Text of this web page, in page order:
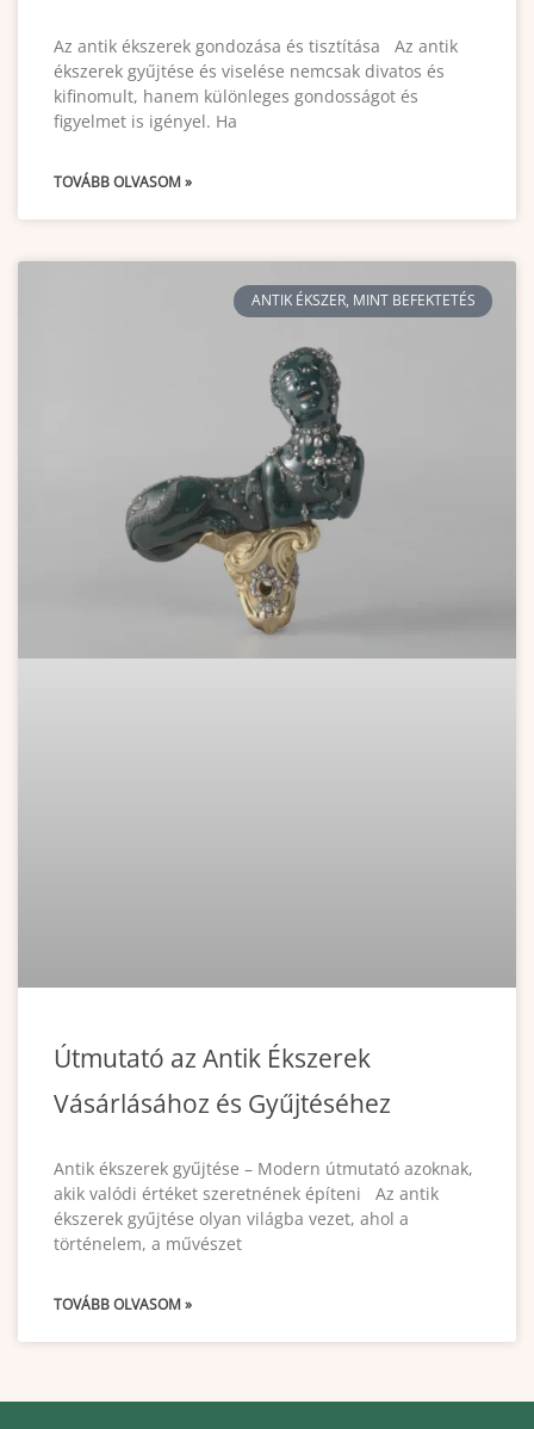
Az antik ékszerek gondozása és tisztítása Az antik
ékszerek gyűjtése és viselése nemcsak divatos és
kifinomult, hanem különleges gondosságot és
figyelmet is igényel. Ha
TOVÁBB OLVASOM »
ANTIK ÉKSZER, MINT BEFEKTETÉS
Útmutató az Antik Ékszerek
Vásárlásához és Gyűjtéséhez
Antik ékszerek gyűjtése – Modern útmutató azoknak,
akik valódi értéket szeretnének építeni Az antik
ékszerek gyűjtése olyan világba vezet, ahol a
történelem, a művészet
TOVÁBB OLVASOM »